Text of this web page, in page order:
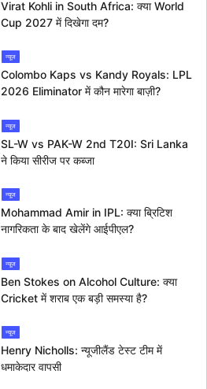
Virat Kohli in South Africa: क्या World
Cup 2027 में दिखेगा दम?
न्यूज
Colombo Kaps vs Kandy Royals: LPL
2026 Eliminator में कौन मारेगा बाज़ी?
न्यूज
SL-W vs PAK-W 2nd T20I: Sri Lanka
ने किया सीरीज पर कब्जा
न्यूज
Mohammad Amir in IPL: क्या ब्रिटिश
नागरिकता के बाद खेलेंगे आईपीएल?
न्यूज
Ben Stokes on Alcohol Culture: क्या
Cricket में शराब एक बड़ी समस्या है?
न्यूज
Henry Nicholls: न्यूजीलैंड टेस्ट टीम में
धमाकेदार वापसी